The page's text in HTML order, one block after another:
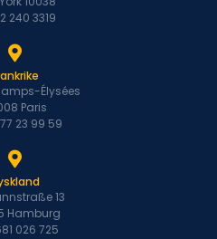
240 3319
Élysées
Paris
23 99 59
13
Hamburg
026 725